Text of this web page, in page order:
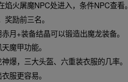
火屠魔NPC处进入，条件NPC查看。
励前三名。
月+装备结晶可以锻造出魔龙装备。
魔甲功能。
爆，三大头盔、六重装衣服的几率。
服更容易。